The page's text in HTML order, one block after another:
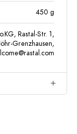
450 g
Rastal-Str. 1,
Grenzhausen,